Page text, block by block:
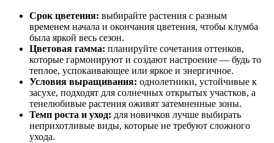
Срок цветения: выбирайте растения с разным
временем начала и окончания цветения, чтобы клумба
была яркой весь сезон.
Цветовая гамма: планируйте сочетания оттенков,
которые гармонируют и создают настроение — будь то
теплое, успокаивающее или яркое и энергичное.
Условия выращивания: однолетники, устойчивые к
засухе, подходят для солнечных открытых участков, а
тенелюбивые растения оживят затемненные зоны.
Темп роста и уход: для новичков лучше выбирать
неприхотливые виды, которые не требуют сложного
ухода.